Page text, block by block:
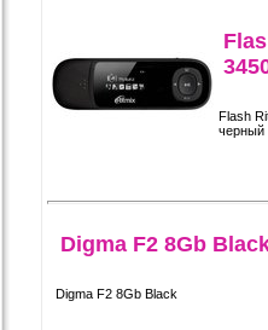
Flash
черный
Digma F2 8Gb
Digma F2 8Gb Black